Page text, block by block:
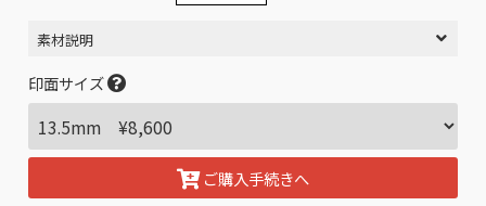
素材説明
印面サイズ
ご購入手続きへ